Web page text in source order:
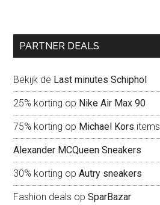
PARTNER DEALS
Bekijk de Last minutes Schiphol
25% korting op Nike Air Max 90
75% korting op Michael Kors items
Alexander MCQueen Sneakers
30% korting opAutry sneakers
Fashion deals opSparBazar